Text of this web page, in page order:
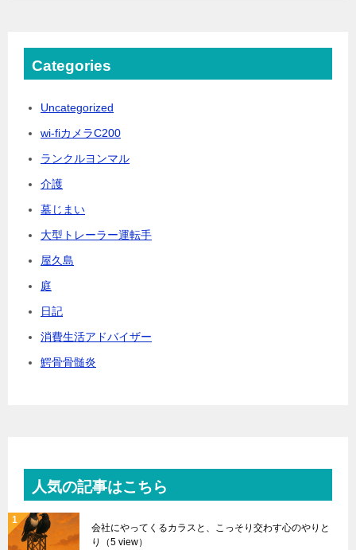
Categories
Uncategorized
wi-fiカメラC200
ランクルヨンマル
介護
墓じまい
大型トレーラー運転手
屋久島
庭
日記
消費生活アドバイザー
鰐骨骨髄炎
人気の記事はこちら
会社にやってくるカラスと、こっそり交わす心のやりと
り
（5 view）